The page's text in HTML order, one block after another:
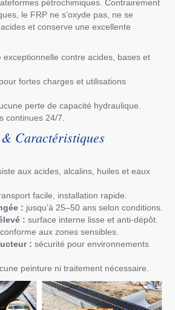
pétrochimiques. Contrairement
le FRP ne s’oxyde pas, ne se
et conserve une excellente
exceptionnelle contre acides, bases et
fortes charges et utilisations
perte de capacité hydraulique.
continues 24/7.
Caractéristiques
aux acides, alcalins, huiles et eaux
facile, installation rapide.
: jusqu’à 25–50 ans selon conditions.
: surface interne lisse et anti-dépôt.
conforme aux zones sensibles.
: sécurité pour environnements
peinture ni traitement nécessaire.